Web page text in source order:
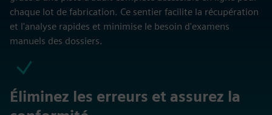
chaque lot de fabrication. Ce sentier facilite la récupération
et l'analyse rapides et minimise le besoin d'examens
manuels des dossiers.
Éliminez les erreurs et assurez la